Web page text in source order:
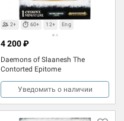
2+ 60+ 12+ Eng
Daemons of Slaanesh The
Contorted Epitome
4 200 ₽
Уведомить о наличии